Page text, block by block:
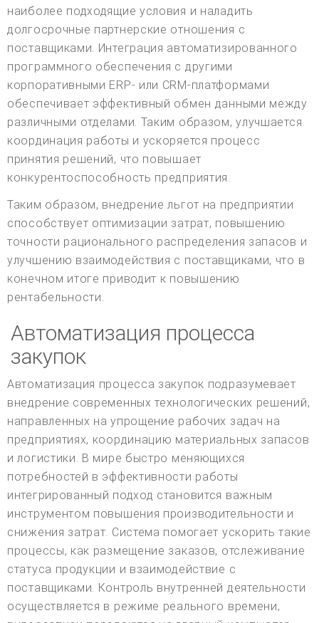
наиболее подходящие условия и наладить
долгосрочные партнерские отношения с
поставщиками. Интеграция автоматизированного
программного обеспечения с другими
корпоративными ERP- или CRM-платформами
обеспечивает эффективный обмен данными между
различными отделами. Таким образом, улучшается
координация работы и ускоряется процесс
принятия решений, что повышает
конкурентоспособность предприятия.
Таким образом, внедрение льгот на предприятии
способствует оптимизации затрат, повышению
точности рационального распределения запасов и
улучшению взаимодействия с поставщиками, что в
конечном итоге приводит к повышению
рентабельности.
Автоматизация процесса
закупок
Автоматизация процесса закупок подразумевает
внедрение современных технологических решений,
направленных на упрощение рабочих задач на
предприятиях, координацию материальных запасов
и логистики. В мире быстро меняющихся
потребностей в эффективности работы
интегрированный подход становится важным
инструментом повышения производительности и
снижения затрат. Система помогает ускорить такие
процессы, как размещение заказов, отслеживание
статуса продукции и взаимодействие с
поставщиками. Контроль внутренней деятельности
осуществляется в режиме реального времени,